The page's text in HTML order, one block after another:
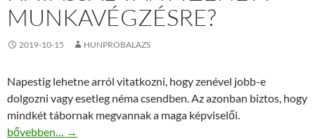
MUNKAVÉGZÉSRE?
2019-10-15 HUNPROBALAZS
Napestig lehetne arról vitatkozni, hogy zenével jobb-e
dolgozni vagy esetleg néma csendben. Az azonban biztos, hogy
mindkét tábornak megvannak a maga képviselői.
Munka és zenehallgatás – Milyen hatással van a zene a
bővebben… →